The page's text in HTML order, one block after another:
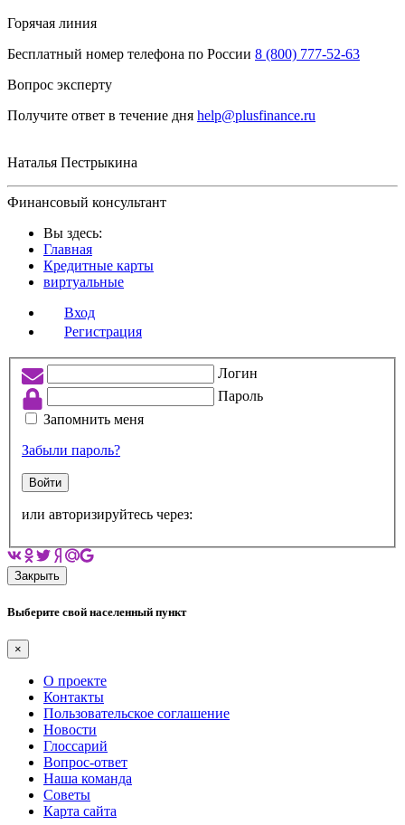
Горячая линия
Бесплатный номер телефона по России 8 (800) 777-52-63
Вопрос эксперту
Получите ответ в течение дня help@plusfinance.ru
Наталья Пестрыкина
Финансовый консультант
Вы здесь:
Главная
Кредитные карты
виртуальные
Вход
Регистрация
Логин
Пароль
Запомнить меня
Забыли пароль?
Войти
или авторизируйтесь через:
Закрыть
Выберите свой населенный пункт
×
О проекте
Контакты
Пользовательское соглашение
Новости
Глоссарий
Вопрос-ответ
Наша команда
Советы
Карта сайта